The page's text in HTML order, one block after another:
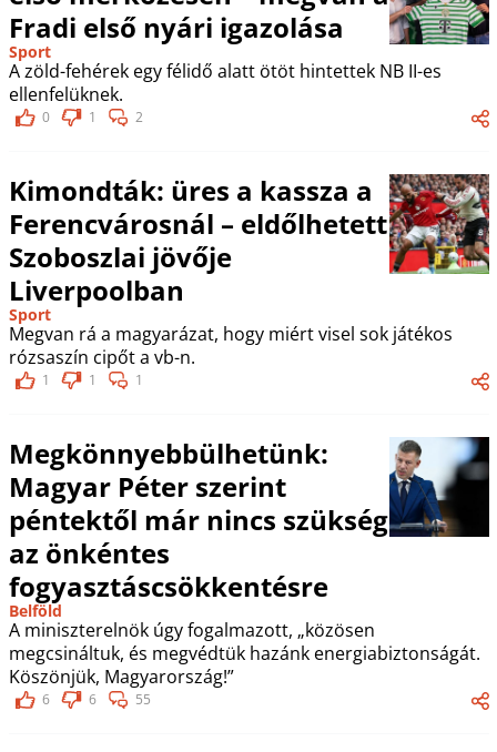
Fradi első nyári igazolása
Sport
A zöld-fehérek egy félidő alatt ötöt hintettek NB II-es
ellenfelüknek.
0 1 2
Kimondták: üres a kassza a
Ferencvárosnál – eldőlhetett
Szoboszlai jövője
Liverpoolban
Sport
Megvan rá a magyarázat, hogy miért visel sok játékos
rózsaszín cipőt a vb-n.
1 1 1
Megkönnyebbülhetünk:
Magyar Péter szerint
péntektől már nincs szükség
az önkéntes
fogyasztáscsökkentésre
Belföld
A miniszterelnök úgy fogalmazott, „közösen
megcsináltuk, és megvédtük hazánk energiabiztonságát.
Köszönjük, Magyarország!”
6 6 55